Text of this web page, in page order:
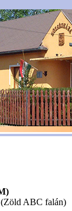
(Zöld ABC falán)